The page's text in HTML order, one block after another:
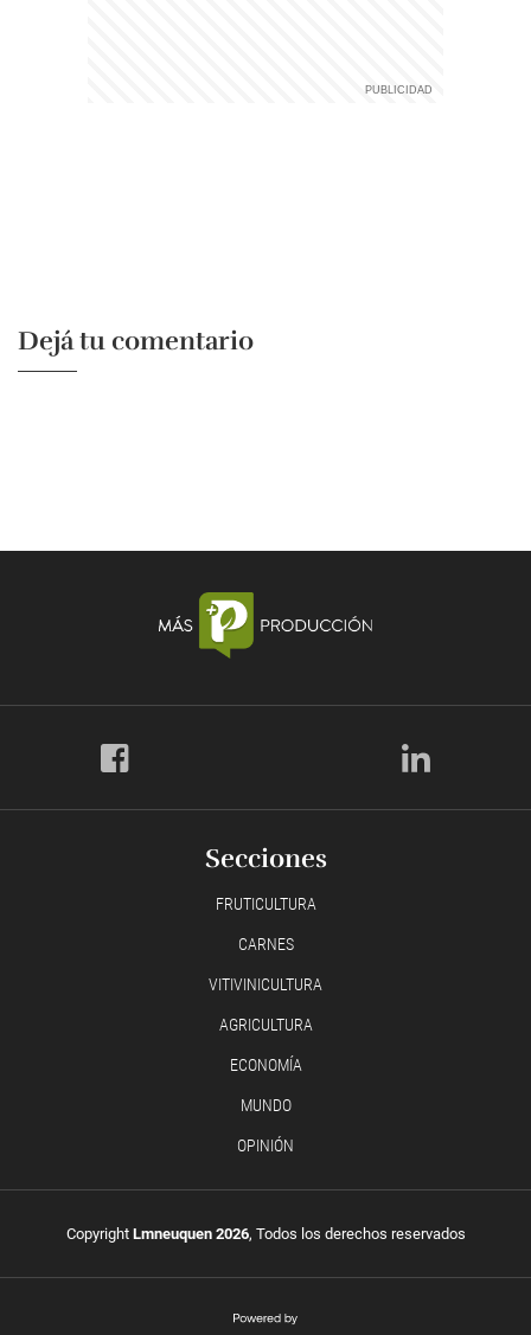
Dejá tu comentario
Secciones
FRUTICULTURA
CARNES
VITIVINICULTURA
AGRICULTURA
ECONOMÍA
MUNDO
OPINIÓN
Copyright Lmneuquen 2026, Todos los derechos reservados